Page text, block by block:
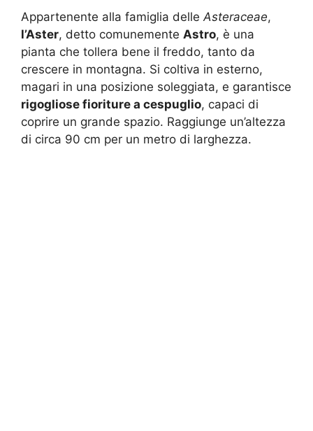
Appartenente alla famiglia delleAsteraceae,
l’Aster, detto comunemente Astro, è una
pianta che tollera bene il freddo, tanto da
crescere in montagna. Si coltiva in esterno,
magari in una posizione soleggiata, e garantisce
rigogliose fioriture a cespuglio, capaci di
coprire un grande spazio. Raggiunge un’altezza
di circa 90 cm per un metro di larghezza.